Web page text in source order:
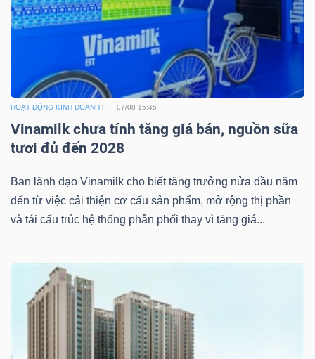
HOẠT ĐỘNG KINH DOANH 07/08 15:45
Vinamilk chưa tính tăng giá bán, nguồn sữa
tươi đủ đến 2028
Ban lãnh đạo Vinamilk cho biết tăng trưởng nửa đầu năm
đến từ việc cải thiện cơ cấu sản phẩm, mở rộng thị phần
và tái cấu trúc hệ thống phân phối thay vì tăng giá...
Bài
tác
giả
(-)
Báo
cáo
phân
Thuật
ngữ